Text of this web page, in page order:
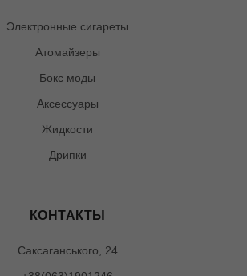
Электронные сигареты
Атомайзеры
Бокс моды
Аксессуары
Жидкости
Дрипки
КОНТАКТЫ
Саксаганського, 24